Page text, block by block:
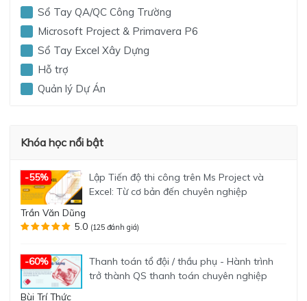
Sổ Tay QA/QC Công Trường
Microsoft Project & Primavera P6
Sổ Tay Excel Xây Dựng
Hỗ trợ
Quản lý Dự Án
Khóa học nổi bật
-55%
Lập Tiến độ thi công trên Ms Project và
Excel: Từ cơ bản đến chuyên nghiệp
Trần Văn Dũng
5.0 (125 đánh giá)
-60%
Thanh toán tổ đội / thầu phụ - Hành trình
trở thành QS thanh toán chuyên nghiệp
Bùi Trí Thức